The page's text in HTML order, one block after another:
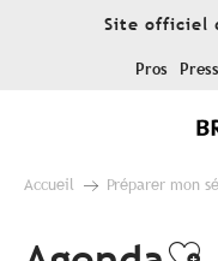
Site officiel
Pros
Accueil Préparer mon